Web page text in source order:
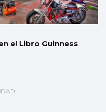
el Libro Guinness